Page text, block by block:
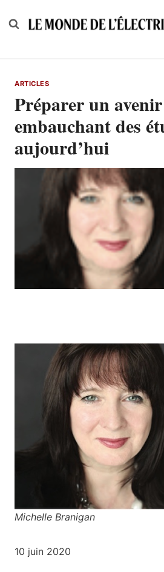
to
ARTICLES
Préparer un
embauchant des
aujourd’hui
Michelle Branigan
10 juin 2020